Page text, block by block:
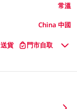
常溫
China 中國
送貨 門市自取